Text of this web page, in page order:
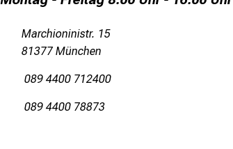
Marchioninistr. 15
81377 München
089 4400 712400
089 4400 78873